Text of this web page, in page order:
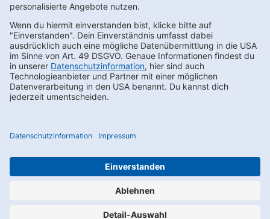
FAQs
Karriere
Datenschutz
Compliance
Impressum